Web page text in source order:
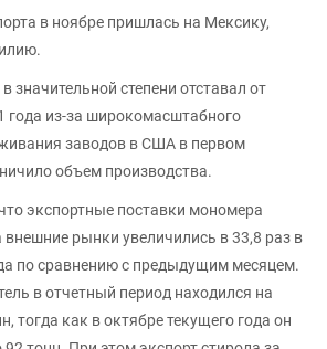
в ноябре пришлась на Мексику,
значительной степени отставал от
года из-за широкомасштабного
заводов в США в первом
объем производства.
экспортные поставки мономера
внешние рынки увеличились в 33,8 раз в
по сравнению с предыдущим месяцем.
в отчетный период находился на
тогда как в октябре текущего года он